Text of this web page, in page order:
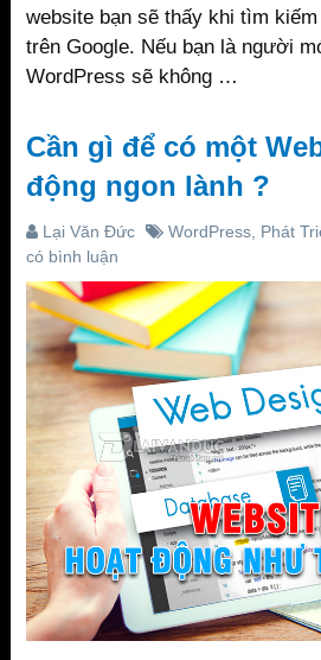
website bạn sẽ thấy khi tìm
trên Google. Nếu bạn là người
WordPress sẽ không …
Cần gì để có một
động ngon lành ?
Lại Văn Đức WordPress, Phát
có bình luận